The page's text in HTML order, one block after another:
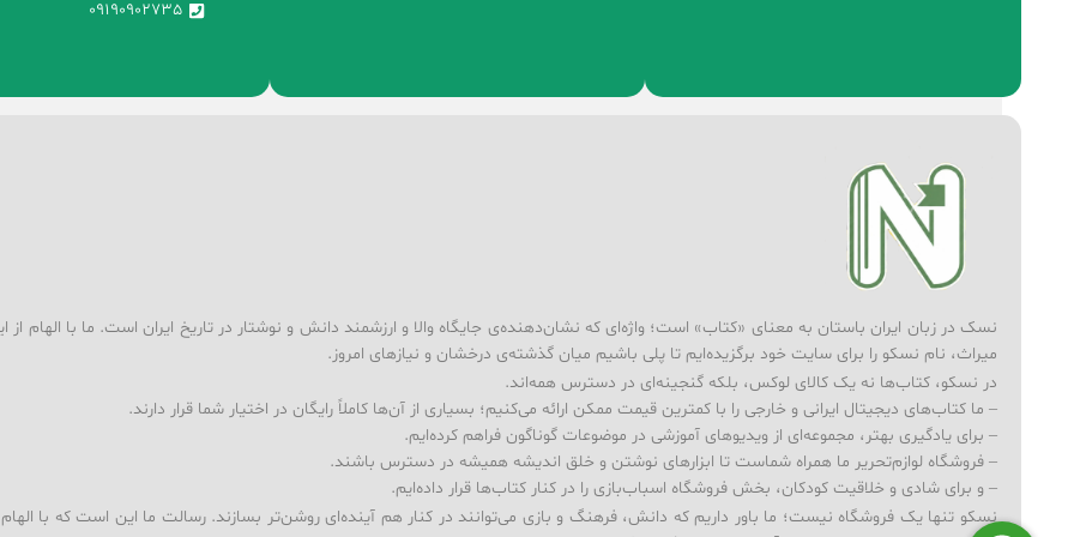
09190902735
نسک در زبان ایران باستان به معنای «کتاب» است؛ واژه‌ای که نشان‌دهنده‌ی جایگاه والا و ارزشمند دانش و نوشتار در تاریخ ایران است. ما با الهام از
میراث، نام نسکو را برای سایت خود برگزیده‌ایم تا پلی باشیم میان گذشته‌ی درخشان و نیازهای امروز.
در نسکو، کتاب‌ها نه یک کالای لوکس، بلکه گنجینه‌ای در دسترس همه‌اند.
– ما کتاب‌های دیجیتال ایرانی و خارجی را با کمترین قیمت ممکن ارائه می‌کنیم؛ بسیاری از آن‌ها کاملاً رایگان در اختیار شما قرار دارند.
– برای یادگیری بهتر، مجموعه‌ای از ویدیوهای آموزشی در موضوعات گوناگون فراهم کرده‌ایم.
– فروشگاه لوازم‌تحریر ما همراه شماست تا ابزارهای نوشتن و خلق اندیشه همیشه در دسترس باشند.
– و برای شادی و خلاقیت کودکان، بخش فروشگاه اسباب‌بازی را در کنار کتاب‌ها قرار داده‌ایم.
نسکو تنها یک فروشگاه نیست؛ ما باور داریم که دانش، فرهنگ و بازی می‌توانند در کنار هم آینده‌ای روشن‌تر بسازند. رسالت ما این است که با الهام